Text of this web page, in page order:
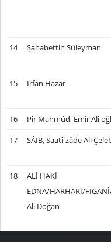
14
Şahabettin Süleyman
15
İrfan Hazar
16
Pîr Mahmûd, Emîr Alî
17
SÂİB, Saatî-zâde Ali
18
ALİ HAKİ
EDNA/HARHARİ/
Ali Doğan